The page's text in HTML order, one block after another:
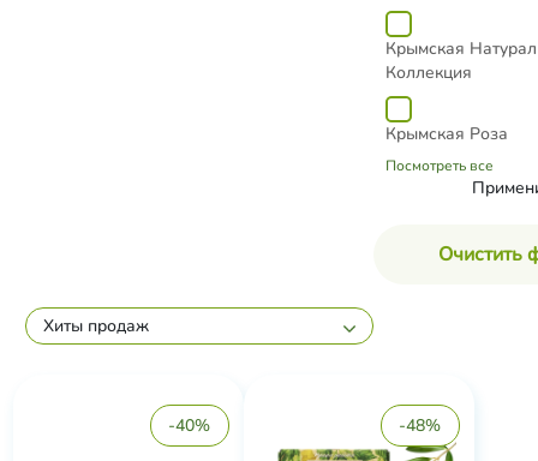
Хиты продаж
Крымская
Коллекция
Крымская Роза
Посмотреть все
Очистить
-40% -48%